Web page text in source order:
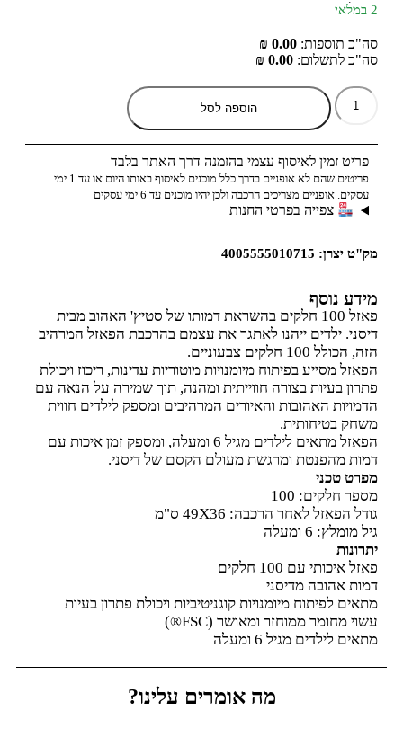
ומעלה.
2 במלאי
סה"כ תוספות: 0.00 ₪
סה"כ לתשלום: 0.00 ₪
הוספה לסל
פריט זמין לאיסוף עצמי בהזמנה דרך האתר בלבד
פריטים שהם לא אופניים בדרך כלל מוכנים לאיסוף באותו היום או עד 1 ימי
עסקים. אופניים מצריכים הרכבה ולכן יהיו מוכנים עד 6 ימי עסקים
צפייה בפרטי החנות
מק"ט יצרן: 4005555010715
מידע נוסף
פאזל 100 חלקים בהשראת דמותו של סטיץ' האהוב מבית
דיסני. ילדים ייהנו לאתגר את עצמם בהרכבת הפאזל המרהיב
הזה, הכולל 100 חלקים צבעוניים.
הפאזל מסייע בפיתוח מיומנויות מוטוריות עדינות, ריכוז ויכולת
פתרון בעיות בצורה חווייתית ומהנה, תוך שמירה על הנאה עם
הדמויות האהובות והאיורים המרהיבים ומספק לילדים חווית
משחק בטיחותית.
הפאזל מתאים לילדים מגיל 6 ומעלה, ומספק זמן איכות עם
דמות מהפנטת ומרגשת מעולם הקסם של דיסני.
מפרט טכני
מספר חלקים: 100
גודל הפאזל לאחר הרכבה: 49X36 ס"מ
גיל מומלץ: 6 ומעלה
יתרונות
פאזל איכותי עם 100 חלקים
דמות אהובה מדיסני
מתאים לפיתוח מיומנויות קוגניטיביות ויכולת פתרון בעיות
עשוי מחומר ממוחזר ומאושר (FSC®)
מתאים לילדים מגיל 6 ומעלה
מה אומרים עלינו?